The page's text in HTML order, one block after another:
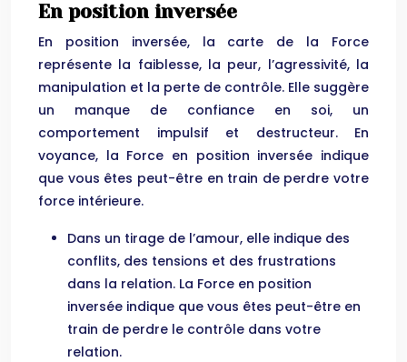
En position inversée
En position inversée, la carte de la Force
représente la faiblesse, la peur, l’agressivité, la
manipulation et la perte de contrôle. Elle suggère
un manque de confiance en soi, un
comportement impulsif et destructeur. En
voyance, la Force en position inversée indique
que vous êtes peut-être en train de perdre votre
force intérieure.
Dans un tirage de l’amour, elle indique des
conflits, des tensions et des frustrations
dans la relation. La Force en position
inversée indique que vous êtes peut-être en
train de perdre le contrôle dans votre
relation.